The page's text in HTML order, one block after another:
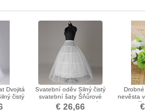
Dvojitá
čistý
Svatební oděv Silný čistý
svatební šaty Šňůrové
ozdoby Standardní
€ 26,66
nevěsta